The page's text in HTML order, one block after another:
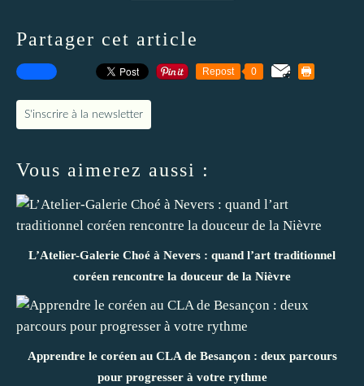
Partager cet article
Repost 0
S'inscrire à la newsletter
Vous aimerez aussi :
L’Atelier-Galerie Choé à Nevers : quand l’art traditionnel
coréen rencontre la douceur de la Nièvre
Apprendre le coréen au CLA de Besançon : deux parcours
pour progresser à votre rythme